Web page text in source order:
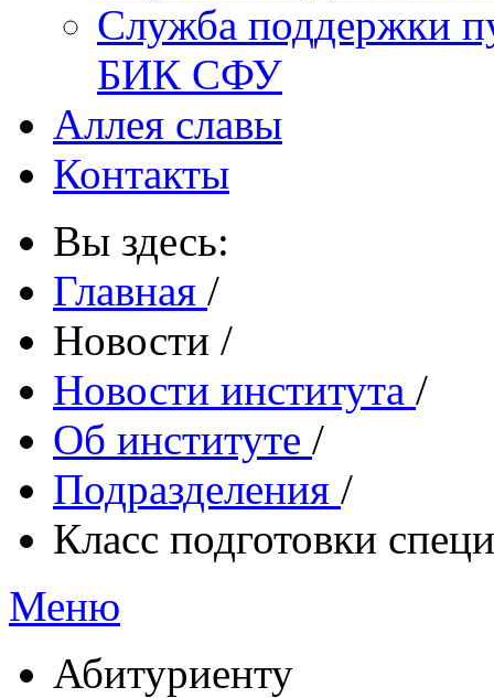
Служба поддержки
БИК СФУ
Аллея славы
Контакты
Вы здесь:
Главная /
Новости /
Новости института /
Об институте /
Подразделения /
Класс подготовки
Меню
Абитуриенту